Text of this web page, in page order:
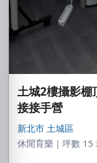
土城2樓攝影棚
接接手營
新北市 土城區
休閒育樂｜坪數